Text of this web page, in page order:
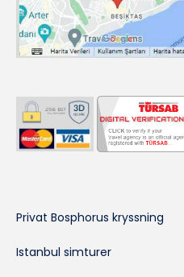
Privat Bosphorus kryssning
Istanbul simturer